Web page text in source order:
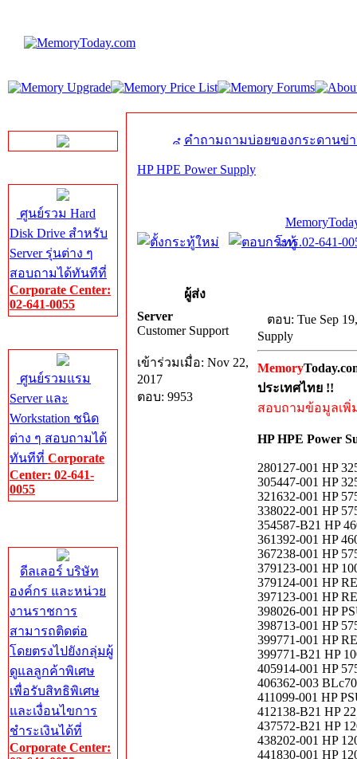
ศูนย์รวม Hard
Disk Drive สำหรับ
Server รุ่นต่าง ๆ
สอบถามได้ทันทีที่
Corporate Center:
02-641-0055
ศูนย์รวมแรม
Server และ
Workstation ชนิด
ต่าง ๆ สอบถามได้
ทันทีที่ Corporate
Center: 02-641-
0055
ดีลเลอร์ บริษัท
องค์กร และหน่วย
งานราชการ
สามารถติดต่อ
โดยตรงไปยังกลุ่มผู้
ดูแลลูกค้าพิเศษ
เพื่อรับสิทธิพิเศษ
และเงื่อนไขการ
ชำระเงินได้ที่
Corporate Center:
คำถามถามบ่อยของกระดานข่
HP HPE Power Supply
โทร.02-641-
ผู้ส่ง
Server
Customer Support
เข้าร่วมเมื่อ: Nov 22,
2017
ตอบ: 9953
ตอบ: Tue Sep
Supply
Memory
ประเทศไทย !!
สอบถามข้อมูลเพิ่
HP HPE Power
280127-001 HP
305447-001 HP
321632-001 HP
338022-001 HP
354587-B21 HP
361392-001 HP
367238-001 HP
379123-001 HP
379124-001 HP
397123-001 HP
398026-001 HP
398713-001 HP
399771-001 HP
399771-B21 HP
405914-001 HP
406362-003
411099-001 HP
412138-B21 HP
437572-B21 HP
438202-001 HP
441830-001 HP